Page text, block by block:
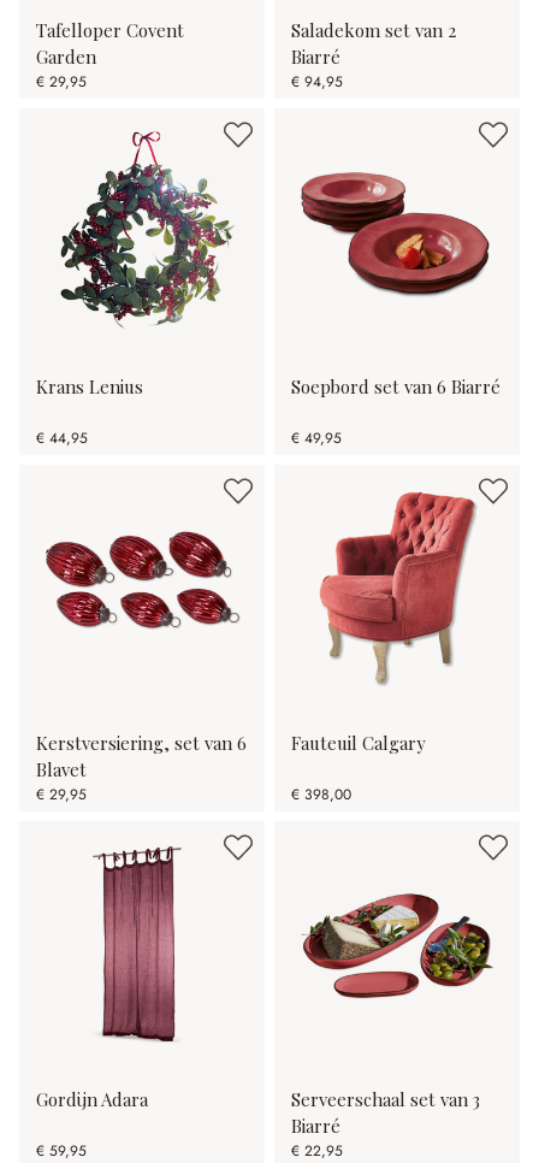
Tafelloper Covent
Garden
€ 29,95
Saladekom set van 2
Biarré
€ 94,95
Krans Lenius
€ 44,95
Soepbord set van 6 Biarré
€ 49,95
Kerstversiering, set van 6
Blavet
€ 29,95
Fauteuil Calgary
€ 398,00
Gordijn Adara
€ 59,95
Serveerschaal set van 3
Biarré
€ 22,95